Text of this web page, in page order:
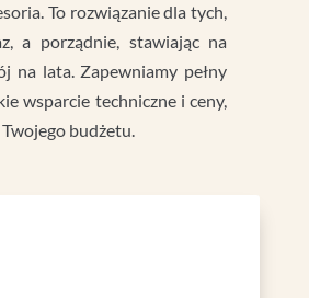
To rozwiązanie dla tych,
a porządnie, stawiając na
na lata. Zapewniamy pełny
wsparcie techniczne i ceny,
budżetu.